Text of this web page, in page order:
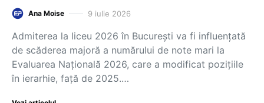
Ana Moise 9 iulie 2026
Admiterea la liceu 2026 în București va fi influențată
de scăderea majoră a numărului de note mari la
Evaluarea Națională 2026, care a modificat pozițiile
în ierarhie, față de 2025.…